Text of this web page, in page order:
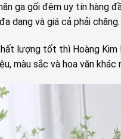
ga gối đệm uy tín hàng
dạng và giá cả phải chăng.
lượng tốt thì Hoàng
màu sắc và hoa văn khác